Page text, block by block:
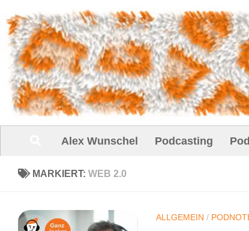
Unter dem Inhalt
Alex Wunschel Podcasting
MARKIERT: WEB 2.0
ALLGEMEIN /